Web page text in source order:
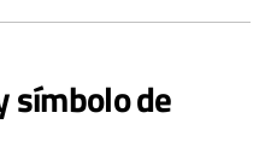
símbolo de